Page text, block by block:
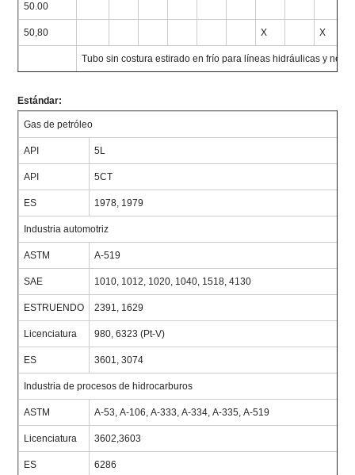
50.00
50,80 X X
Tubo sin costura estirado en frío para líneas hidráulicas y
Estándar:
Gas de petróleo
API 5L
API 5CT
ES 1978, 1979
Industria automotriz
ASTM A-519
SAE 1010, 1012, 1020, 1040, 1518, 4130
ESTRUENDO 2391, 1629
Licenciatura 980, 6323 (Pt-V)
ES 3601, 3074
Industria de procesos de hidrocarburos
ASTM A-53, A-106, A-333, A-334, A-335, A-519
Licenciatura 3602,3603
ES 6286